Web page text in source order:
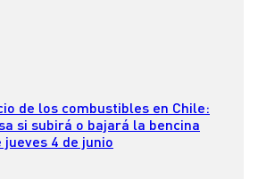
de los combustibles en Chile:
si subirá o bajará la bencina
jueves 4 de junio